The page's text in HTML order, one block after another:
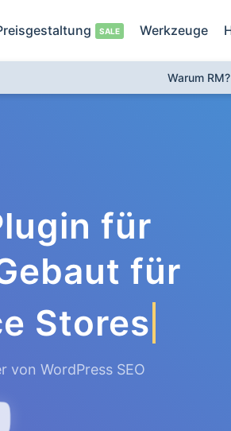
Werkzeuge
Warum RM?
für
für
Stores
von WordPress SEO